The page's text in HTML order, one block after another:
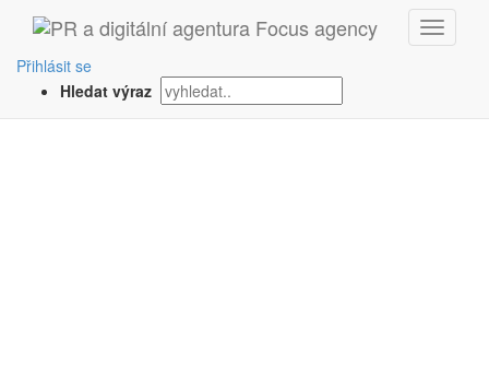
Přihlásit se
Hledat výraz
‹ Zpět